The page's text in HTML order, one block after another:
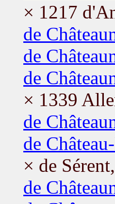
× 1217
de
de
de
× 1339
de
de
× de
de